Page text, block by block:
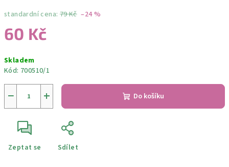
standardní cena: 79 Kč –24 %
60 Kč
cena:
Skladem
Kód: 700510/1
+
− Do košíku
Zeptat se Sdílet